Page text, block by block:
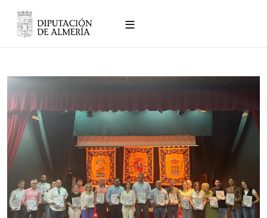
Inicio
Presentacion
Agendas
Urbanas
PAIs
Noticias
Participación
ciudadana
Contacto
Albox trabaja en su propia